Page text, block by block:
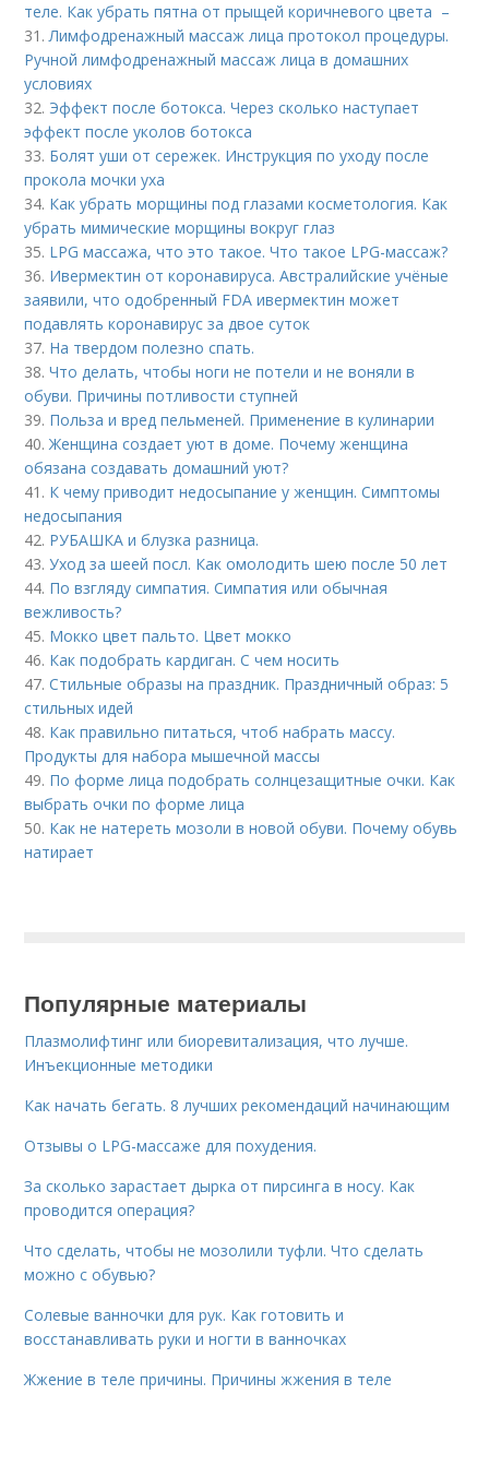
теле. Как убрать пятна от прыщей коричневого цвета –
31.Лимфодренажный массаж лица протокол процедуры.
Ручной лимфодренажный массаж лица в домашних
условиях
32. Эффект после ботокса. Через сколько наступает
эффект после уколов ботокса
33. Болят уши от сережек. Инструкция по уходу после
прокола мочки уха
34. Как убрать морщины под глазами косметология. Как
убрать мимические морщины вокруг глаз
35. LPG массажа, что это такое. Что такое LPG-массаж?
36. Ивермектин от коронавируса. Австралийские учёные
заявили, что одобренный FDA ивермектин может
подавлять коронавирус за двое суток
37. На твердом полезно спать.
38.Что делать, чтобы ноги не потели и не воняли в
обуви. Причины потливости ступней
39. Польза и вред пельменей. Применение в кулинарии
40.Женщина создает уют в доме. Почему женщина
обязана создавать домашний уют?
41. К чему приводит недосыпание у женщин. Симптомы
недосыпания
42. РУБАШКА и блузка разница.
43.Уход за шеей посл. Как омолодить шею после 50 лет
44. По взгляду симпатия. Симпатия или обычная
вежливость?
45. Мокко цвет пальто. Цвет мокко
46. Как подобрать кардиган. С чем носить
47.Стильные образы на праздник. Праздничный образ: 5
стильных идей
48. Как правильно питаться, чтоб набрать массу.
Продукты для набора мышечной массы
49. По форме лица подобрать солнцезащитные очки. Как
выбрать очки по форме лица
50. Как не натереть мозоли в новой обуви. Почему обувь
натирает
Популярные материалы
Плазмолифтинг или биоревитализация, что лучше.
Инъекционные методики
Как начать бегать. 8 лучших рекомендаций начинающим
Отзывы о LPG-массаже для похудения.
За сколько зарастает дырка от пирсинга в носу. Как
проводится операция?
Что сделать, чтобы не мозолили туфли. Что сделать
можно с обувью?
Солевые ванночки для рук. Как готовить и
восстанавливать руки и ногти в ванночках
Жжение в теле причины. Причины жжения в теле